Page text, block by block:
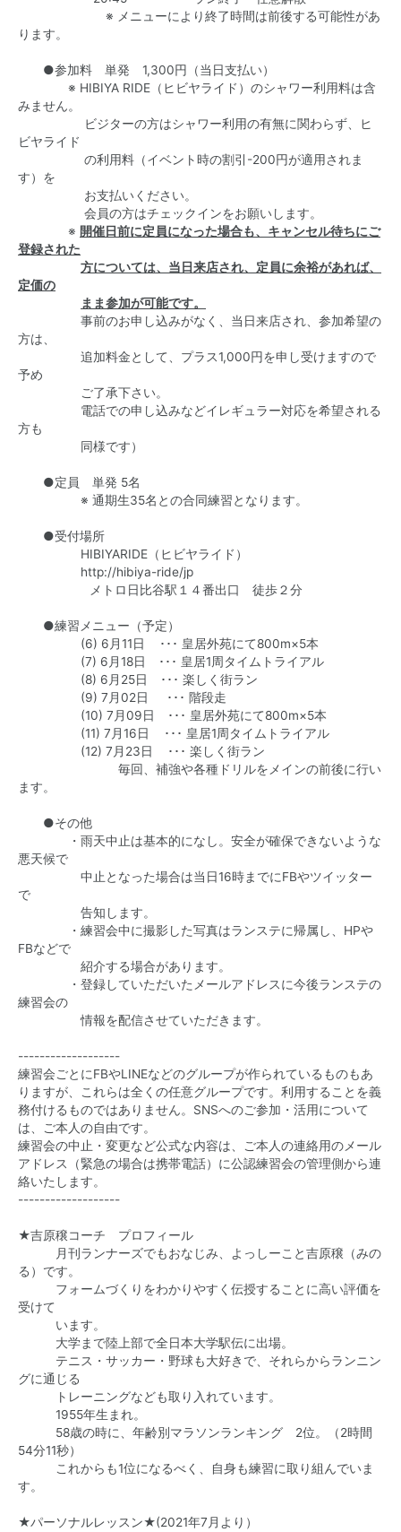
※ メニューにより終了時間は前後する可能性があ
ります。
●参加料 単発 1,300円（当日支払い）
※ HIBIYA RIDE（ヒビヤライド）のシャワー利用料は含
みません。
ビジターの方はシャワー利用の有無に関わらず、ヒ
ビヤライド
の利用料（イベント時の割引-200円が適用されま
す）を
お支払いください。
会員の方はチェックインをお願いします。
※ 開催日前に定員になった場合も、キャンセル待ちにご
登録された
方については、当日来店され、定員に余裕があれば、
定価の
まま参加が可能です。
事前のお申し込みがなく、当日来店され、参加希望の
方は、
追加料金として、プラス1,000円を申し受けますので
予め
ご了承下さい。
電話での申し込みなどイレギュラー対応を希望される
方も
同様です）
●定員 単発 5名
※ 通期生35名との合同練習となります。
●受付場所
HIBIYARIDE（ヒビヤライド）
http://hibiya-ride/jp
メトロ日比谷駅１４番出口 徒歩２分
●練習メニュー（予定）
(6) 6月11日 ･･･ 皇居外苑にて800m×5本
(7) 6月18日 ･･･ 皇居1周タイムトライアル
(8) 6月25日 ･･･ 楽しく街ラン
(9) 7月02日 ･･･ 階段走
(10) 7月09日 ･･･ 皇居外苑にて800m×5本
(11) 7月16日 ･･･ 皇居1周タイムトライアル
(12) 7月23日 ･･･ 楽しく街ラン
毎回、補強や各種ドリルをメインの前後に行い
ます。
●その他
・雨天中止は基本的になし。安全が確保できないような
悪天候で
中止となった場合は当日16時までにFBやツイッター
で
告知します。
・練習会中に撮影した写真はランステに帰属し、HPや
FBなどで
紹介する場合があります。
・登録していただいたメールアドレスに今後ランステの
練習会の
情報を配信させていただきます。
-------------------
練習会ごとにFBやLINEなどのグループが作られているものもあ
りますが、これらは全くの任意グループです。利用することを義
務付けるものではありません。SNSへのご参加・活用について
は、ご本人の自由です。
練習会の中止・変更など公式な内容は、ご本人の連絡用のメール
アドレス（緊急の場合は携帯電話）に公認練習会の管理側から連
絡いたします。
-------------------
★吉原穣コーチ プロフィール
月刊ランナーズでもおなじみ、よっしーこと吉原穣（みの
る）です。
フォームづくりをわかりやすく伝授することに高い評価を
受けて
います。
大学まで陸上部で全日本大学駅伝に出場。
テニス・サッカー・野球も大好きで、それらからランニン
グに通じる
トレーニングなども取り入れています。
1955年生まれ。
58歳の時に、年齢別マラソンランキング 2位。（2時間
54分11秒）
これからも1位になるべく、自身も練習に取り組んでいま
す。
★パーソナルレッスン★(2021年7月より）